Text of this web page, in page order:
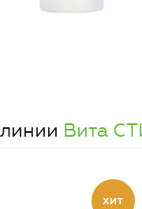
Вита